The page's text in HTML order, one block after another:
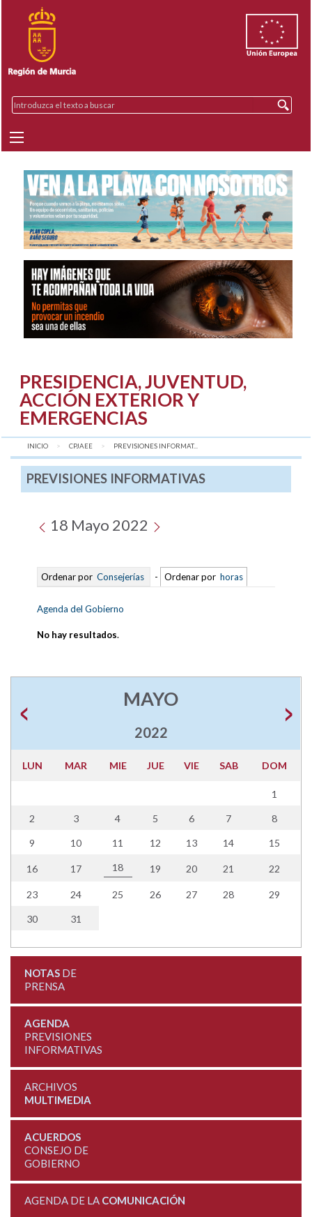
PRESIDENCIA, JUVENTUD,
ACCIÓN EXTERIOR Y
EMERGENCIAS
INICIO CPJAEE AQUÍ:
PREVISIONES INFORMAT...
PREVISIONES INFORMATIVAS
18 Mayo 2022
Ordenar por Consejerías - Ordenar por horas
Agenda del Gobierno
No hay resultados.
MAYO
2022
LUN MAR MIE JUE VIE SAB DOM
1
2 3 4 5 6 7 8
9 10 11 12 13 14 15
16 17 18 19 20 21 22
23 24 25 26 27 28 29
30 31
NOTASDE
PRENSA
AGENDA
PREVISIONES
INFORMATIVAS
ARCHIVOS
MULTIMEDIA
ACUERDOS
CONSEJO DE
GOBIERNO
AGENDA DE LA COMUNICACIÓN